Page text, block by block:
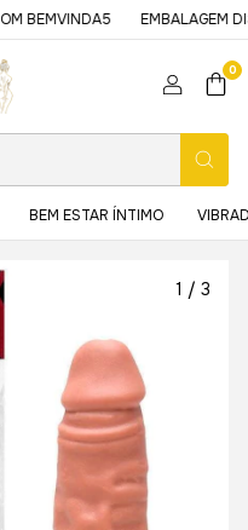
EMBALAGEM
0
BEM ESTAR ÍNTIMO
1 / 3